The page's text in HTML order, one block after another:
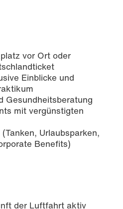
vor Ort oder
Einblicke und
Gesundheitsberatung
mit vergünstigten
Urlaubsparken,
Benefits)
der Luftfahrt aktiv